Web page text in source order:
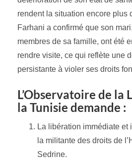
rendent la situation encore plus
Farhani a confirmé que son
membres de sa famille, ont été
rendre visite, ce qui reflète une
persistante à violer ses droits
L’Observatoire de la
la Tunisie demande :
La libération immédiate
la militante des droits de
Sedrine.